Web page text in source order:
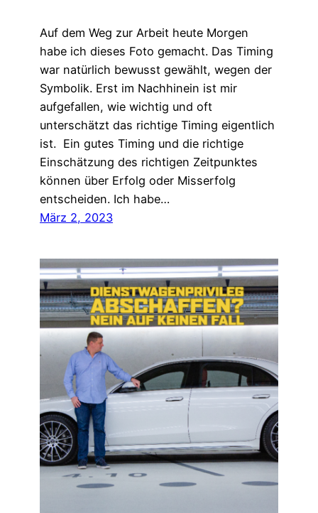
Auf dem Weg zur Arbeit heute Morgen
habe ich dieses Foto gemacht. Das Timing
war natürlich bewusst gewählt, wegen der
Symbolik. Erst im Nachhinein ist mir
aufgefallen, wie wichtig und oft
unterschätzt das richtige Timing eigentlich
ist. Ein gutes Timing und die richtige
Einschätzung des richtigen Zeitpunktes
können über Erfolg oder Misserfolg
entscheiden. Ich habe…
März 2, 2023